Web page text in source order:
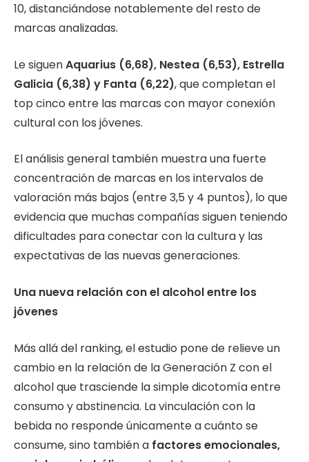
10, distanciándose notablemente del resto de
marcas analizadas.
Le siguenAquarius (6,68), Nestea (6,53), Estrella
Galicia (6,38) y Fanta (6,22), que completan el
top cinco entre las marcas con mayor conexión
cultural con los jóvenes.
El análisis general también muestra una fuerte
concentración de marcas en los intervalos de
valoración más bajos (entre 3,5 y 4 puntos), lo que
evidencia que muchas compañías siguen teniendo
dificultades para conectar con la cultura y las
expectativas de las nuevas generaciones.
Una nueva relación con el alcohol entre los
jóvenes
Más allá del ranking, el estudio pone de relieve un
cambio en la relación de la Generación Z con el
alcohol que trasciende la simple dicotomía entre
consumo y abstinencia. La vinculación con la
bebida no responde únicamente a cuánto se
consume, sino también a factores emocionales,